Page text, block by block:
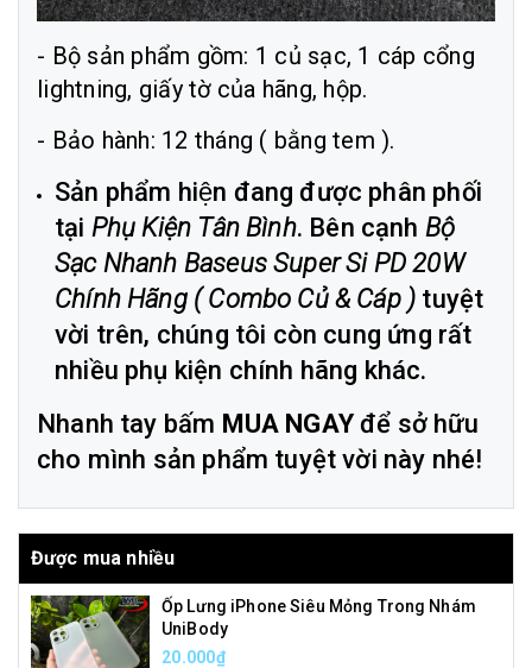
- Bộ sản phẩm gồm: 1 củ sạc, 1 cáp cổng
lightning, giấy tờ của hãng, hộp.
- Bảo hành: 12 tháng ( bằng tem ).
Sản phẩm hiện đang được phân phối
tại Phụ Kiện Tân Bình. Bên cạnh Bộ
Sạc Nhanh Baseus Super Si PD 20W
Chính Hãng ( Combo Củ & Cáp ) tuyệt
vời trên, chúng tôi còn cung ứng rất
nhiều phụ kiện chính hãng khác.
Nhanh tay bấm MUA NGAYđể sở hữu
cho mình sản phẩm tuyệt vời này nhé!
Được mua nhiều
Ốp Lưng iPhone Siêu Mỏng Trong Nhám
UniBody
20.000₫